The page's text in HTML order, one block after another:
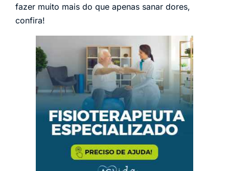
fazer muito mais do que apenas sanar dores,
confira!